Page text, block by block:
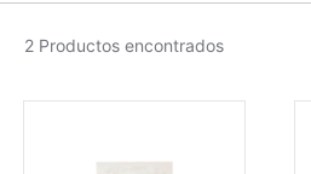
2 Productos encontrados